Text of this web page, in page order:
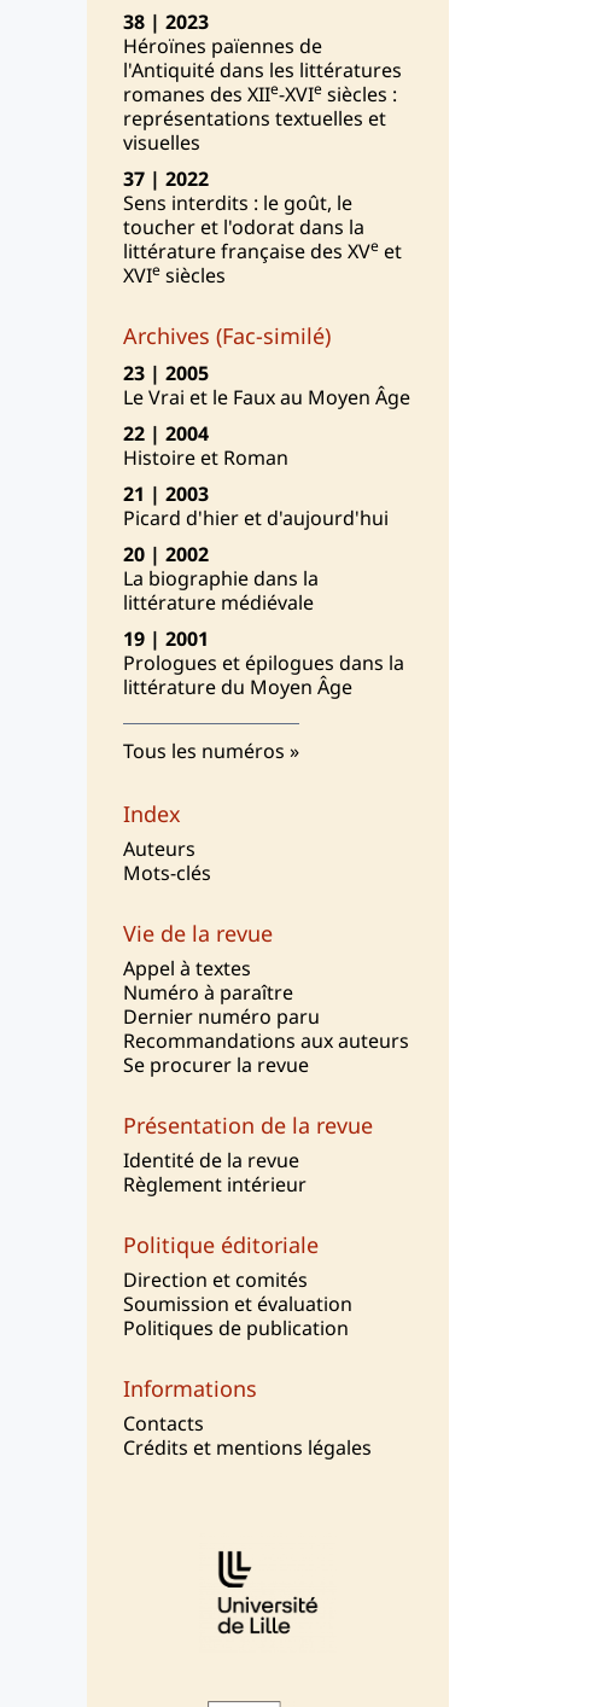
38 | 2023
Héroïnes païennes de
l'Antiquité dans les littératures
romanes des XIIe-XVIe siècles :
représentations textuelles et
visuelles
37 | 2022
Sens interdits : le goût, le
toucher et l'odorat dans la
littérature française des XVe et
XVIe siècles
Archives (Fac-similé)
23 | 2005
Le Vrai et le Faux au Moyen Âge
22 | 2004
Histoire et Roman
21 | 2003
Picard d'hier et d'aujourd'hui
20 | 2002
La biographie dans la
littérature médiévale
19 | 2001
Prologues et épilogues dans la
littérature du Moyen Âge
Tous les numéros
Index
Auteurs
Mots-clés
Vie de la revue
Appel à textes
Numéro à paraître
Dernier numéro paru
Recommandations aux auteurs
Se procurer la revue
Présentation de la revue
Identité de la revue
Règlement intérieur
Politique éditoriale
Direction et comités
Soumission et évaluation
Politiques de publication
Informations
Contacts
Crédits et mentions légales